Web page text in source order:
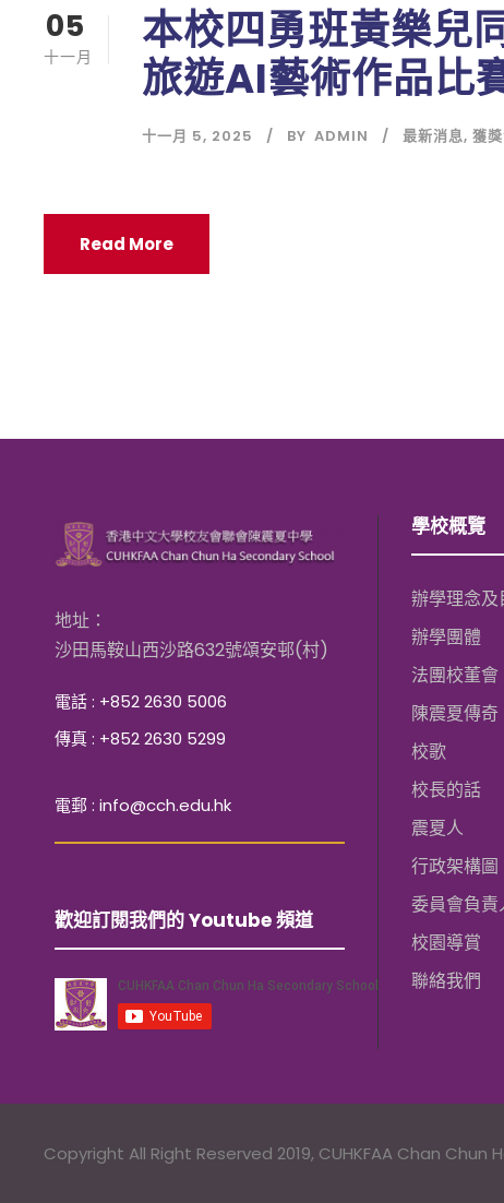
05
十一月
本校四勇班黃樂兒
旅遊AI藝術作品比
十一月 5, 2025 BY ADMIN 最新消息, 獲
Read More
地址：
沙田馬鞍山西沙路632號頌安邨(村)
電話 : +852 2630 5006
傳真 : +852 2630 5299
電郵 : info@cch.edu.hk
歡迎訂閱我們的 Youtube 頻道
學校概覽
辦學理念及
辦學團體
法團校董會
陳震夏傳奇
校歌
校長的話
震夏人
行政架構圖
委員會負責
校園導賞
聯絡我們
Copyright All Right Reserved 2019, CUHKFAA Chan Chun